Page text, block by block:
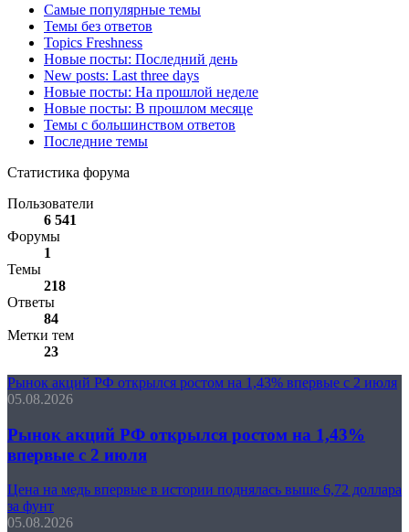
Самые популярные темы
Темы без ответов
Topics Freshness
Новые посты: Последний день
New posts: Last three days
Новые посты: На прошлой неделе
Новые посты: В прошлом месяце
Темы с большинством ответов
Последние темы
Статистика форума
Пользователи
6 541
Форумы
1
Темы
218
Ответы
84
Метки тем
23
Рынок акций РФ открылся ростом на 1,43% впервые с 2 июля
05.08.2026
Рынок акций РФ открылся ростом на 1,43%
впервые с 2 июля
Цена на медь впервые в истории поднялась выше 6,72 доллара
за фунт
05.08.2026